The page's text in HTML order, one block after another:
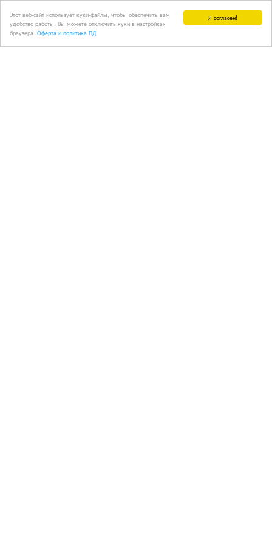
Я согласен!
Этот веб-сайт использует куки-файлы, чтобы обеспечить вам
удобство работы. Вы можете отключить куки в настройках
браузера. Оферта и политика ПД